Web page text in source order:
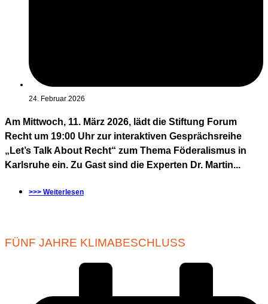
24. Februar 2026
Am Mittwoch, 11. März 2026, lädt die Stiftung Forum
Recht um 19:00 Uhr zur interaktiven Gesprächsreihe
„Let’s Talk About Recht“ zum Thema Föderalismus in
Karlsruhe ein. Zu Gast sind die Experten Dr. Martin...
>>> Weiterlesen
FÜNF JAHRE KLIMABESCHLUSS